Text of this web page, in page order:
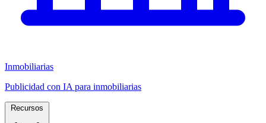
Inmobiliarias
Publicidad con IA para inmobiliarias